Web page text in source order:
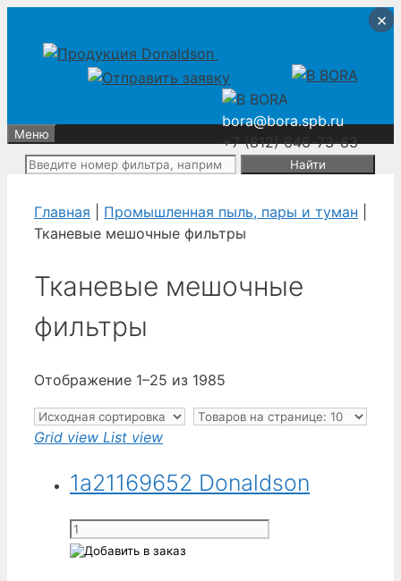
содержимому
содержимому
bora@bora.spb.ru
+7 (812) 646-73-83
Меню
Поиск:
Главная Промышленная пыль, пары и туман
Тканевые мешочные фильтры
Тканевые мешочные
фильтры
Отображение 1–25 из 1985
Grid view List view
1a21169652 Donaldson
Количество
товара
×
×
×
×